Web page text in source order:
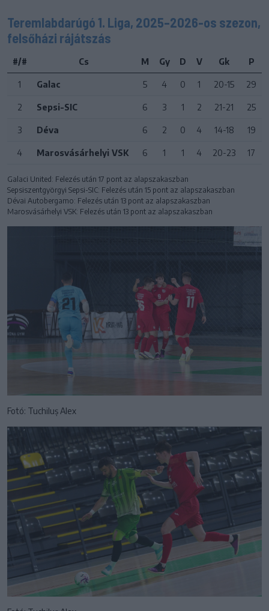
Teremlabdarúgó 1. Liga, 2025–2026-os szezon,
felsőházi rájátszás
#/# Cs M Gy D V Gk P
1 Galac 5 4 0 1 20-15 29
2 Sepsi-SIC 6 3 1 2 21-21 25
3 Déva 6 2 0 4 14-18 19
4 Marosvásárhelyi VSK 6 1 1 4 20-23 17
Galaci United: Felezés után 17 pont az alapszakaszban
Sepsiszentgyörgyi Sepsi-SIC: Felezés után 15 pont az alapszakaszban
Dévai Autobergamo: Felezés után 13 pont az alapszakaszban
Marosvásárhelyi VSK: Felezés után 13 pont az alapszakaszban
Fotó: Tuchiluș Alex